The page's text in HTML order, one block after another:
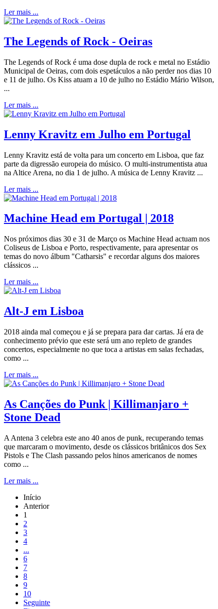
Ler mais ...
The Legends of Rock - Oeiras
The Legends of Rock é uma dose dupla de rock e metal no Estádio
Municipal de Oeiras, com dois espetáculos a não perder nos dias 10
e 11 de julho. Os Kiss atuam a 10 de julho no Estádio Mário Wilson,
...
Ler mais ...
Lenny Kravitz em Julho em Portugal
Lenny Kravitz está de volta para um concerto em Lisboa, que faz
parte da digressão europeia do músico. O multi-instrumentista atua
na Altice Arena, no dia 1 de julho. A música de Lenny Kravitz ...
Ler mais ...
Machine Head em Portugal | 2018
Nos próximos dias 30 e 31 de Março os Machine Head actuam nos
Coliseus de Lisboa e Porto, respectivamente, para apresentar os
temas do novo álbum "Catharsis" e recordar alguns dos maiores
clássicos ...
Ler mais ...
Alt-J em Lisboa
2018 ainda mal começou e já se prepara para dar cartas. Já era de
conhecimento prévio que este será um ano repleto de grandes
concertos, especialmente no que toca a artistas em salas fechadas,
como ...
Ler mais ...
As Canções do Punk | Killimanjaro +
Stone Dead
A Antena 3 celebra este ano 40 anos de punk, recuperando temas
que marcaram o movimento, desde os clássicos britânicos dos Sex
Pistols e The Clash passando pelos hinos americanos de nomes
como ...
Ler mais ...
Início
Anterior
1
2
3
4
...
6
7
8
9
10
Seguinte